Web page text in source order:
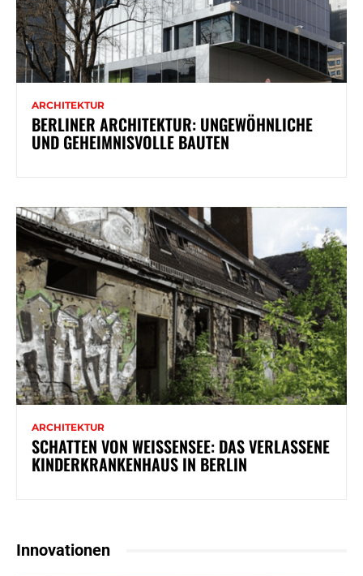
ARCHITEKTUR
BERLINER ARCHITEKTUR: UNGEWÖHNLICHE
UND GEHEIMNISVOLLE BAUTEN
ARCHITEKTUR
SCHATTEN VON WEISSENSEE: DAS VERLASSENE K
INDERKRANKENHAUS IN BERLIN
Innovationen